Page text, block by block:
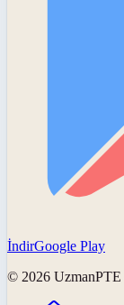
İndirGoogle Play
© 2026 UzmanPTE